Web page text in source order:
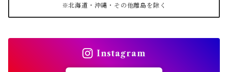
※北海道・沖縄・その他離島を除く
Instagram